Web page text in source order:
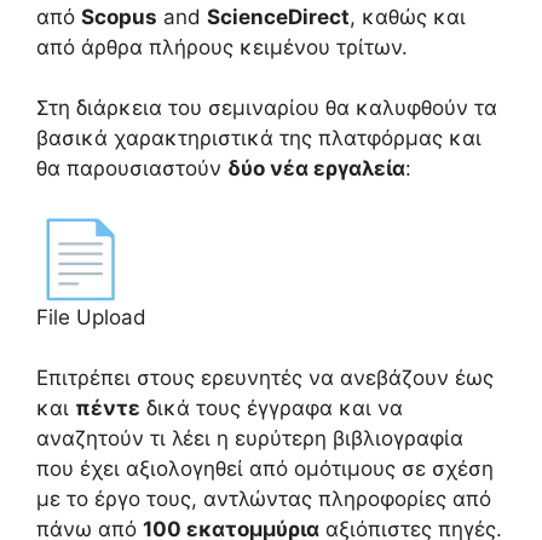
από Scopus and ScienceDirect, καθώς και
από άρθρα πλήρους κειμένου τρίτων.
Στη διάρκεια του σεμιναρίου θα καλυφθούν τα
βασικά χαρακτηριστικά της πλατφόρμας και
θα παρουσιαστούν δύο νέα εργαλεία:
File Upload
Επιτρέπει στους ερευνητές να ανεβάζουν έως
και πέντε δικά τους έγγραφα και να
αναζητούν τι λέει η ευρύτερη βιβλιογραφία
που έχει αξιολογηθεί από ομότιμους σε σχέση
με το έργο τους, αντλώντας πληροφορίες από
πάνω από 100 εκατομμύρια αξιόπιστες πηγές.